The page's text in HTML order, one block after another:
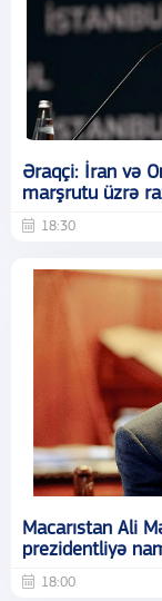
Əraqçi: İran və
marşrutu üzrə
18:30
Macarıstan Ali
prezidentliyə
18:00